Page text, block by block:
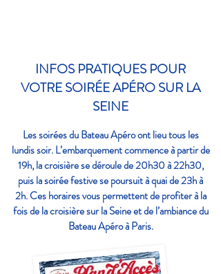
INFOS PRATIQUES POUR
VOTRE SOIRÉE APÉRO SUR LA
SEINE
Les soirées du Bateau Apéro ont lieu tous les
lundis soir. L’embarquement commence à partir de
19h, la croisière se déroule de 20h30 à 22h30,
puis la soirée festive se poursuit à quai de 23h à
2h. Ces horaires vous permettent de profiter à la
fois de la croisière sur la Seine et de l’ambiance du
Bateau Apéro à Paris.